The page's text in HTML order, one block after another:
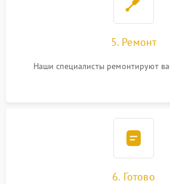
5. Ремонт
Наши специалисты ремонтируют
6. Готово